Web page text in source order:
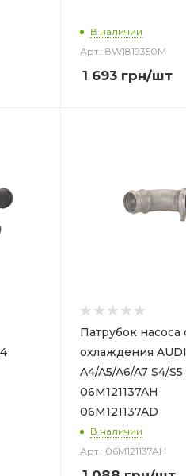
В наличии
Арт.: 8W1819350M
1 693грн/шт
Патрубок насоса системы
охлаждения AUDI
A4/A5/A6/A7 S4/S5
06M121137AH
06M121137AD
В наличии
Арт.: 06M121137AH